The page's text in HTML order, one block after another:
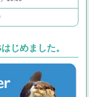
じめました。